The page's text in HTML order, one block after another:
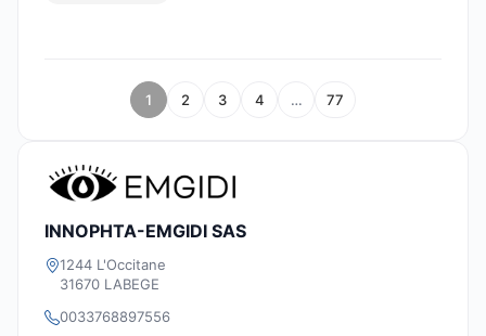
1 2 3 4 … 77
INNOPHTA-EMGIDI SAS
1244 L'Occitane
31670 LABEGE
0033768897556